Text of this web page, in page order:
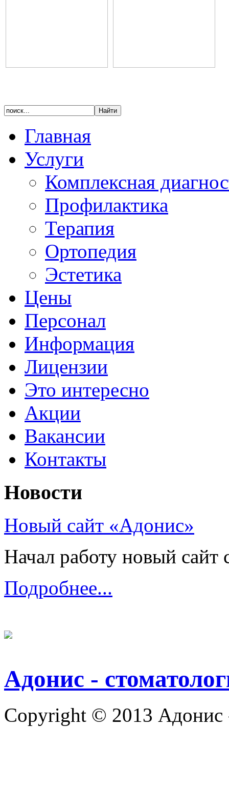
Главная
Услуги
Комплексная
Профилактика
Терапия
Ортопедия
Эстетика
Цены
Персонал
Информация
Лицензии
Это интересно
Акции
Вакансии
Контакты
Новости
Новый сайт «Адонис»
Начал работу новый сайт
Подробнее...
Адонис -
Copyright © 2013 Адонис